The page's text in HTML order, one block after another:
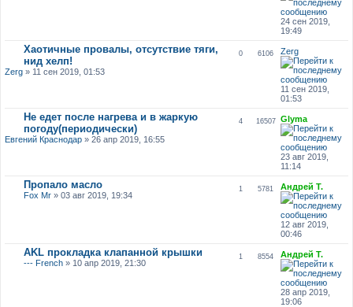
24 сен 2019,
19:49
Хаотичные провалы, отсутствие тяги,
нид хелп!
Zerg» 11 сен 2019, 01:53
0 6106 Zerg
11 сен 2019,
01:53
Не едет после нагрева и в жаркую
погоду(периодически)
Евгений Краснодар» 26 апр 2019, 16:55
4 16507 Glyma
23 авг 2019,
11:14
Пропало масло
Fox Mr» 03 авг 2019, 19:34
1 5781 Андрей Т.
12 авг 2019,
00:46
AKL прокладка клапанной крышки
--- French» 10 апр 2019, 21:30
1 8554 Андрей Т.
28 апр 2019,
19:06